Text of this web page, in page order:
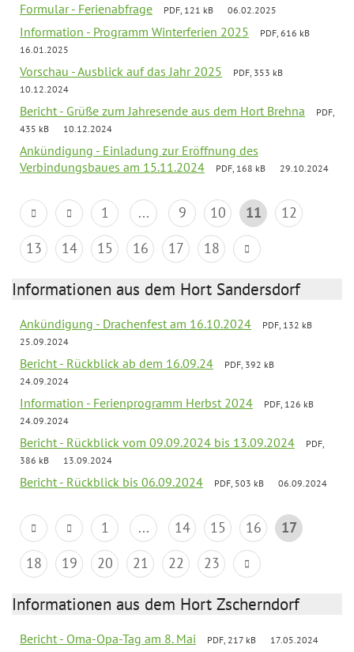
Formular - Ferienabfrage PDF, 121 kB 06.02.2025
Information - Programm Winterferien 2025
PDF, 616 kB
16.01.2025
Vorschau - Ausblick auf das Jahr 2025
PDF, 353 kB
10.12.2024
Bericht - Grüße zum Jahresende aus dem Hort Brehna
PDF,
435 kB
10.12.2024
Ankündigung - Einladung zur Eröffnung des
Verbindungsbaues am 15.11.2024
PDF, 168 kB 29.10.2024
1 ... 9 10 11
12
13
14 15 16 17 18
Informationen aus dem Hort Sandersdorf
Ankündigung - Drachenfest am 16.10.2024
PDF, 132 kB
25.09.2024
Bericht - Rückblick ab dem 16.09.24
PDF, 392 kB
24.09.2024
Information - Ferienprogramm Herbst 2024
PDF, 126 kB
24.09.2024
Bericht - Rückblick vom 09.09.2024 bis 13.09.2024
PDF,
386 kB
13.09.2024
Bericht - Rückblick bis 06.09.2024 PDF, 503 kB 06.09.2024
1 ... 14 15 16
17
18
19 20 21 22 23
Informationen aus dem Hort Zscherndorf
Bericht - Oma-Opa-Tag am 8. Mai PDF, 217 kB 17.05.2024